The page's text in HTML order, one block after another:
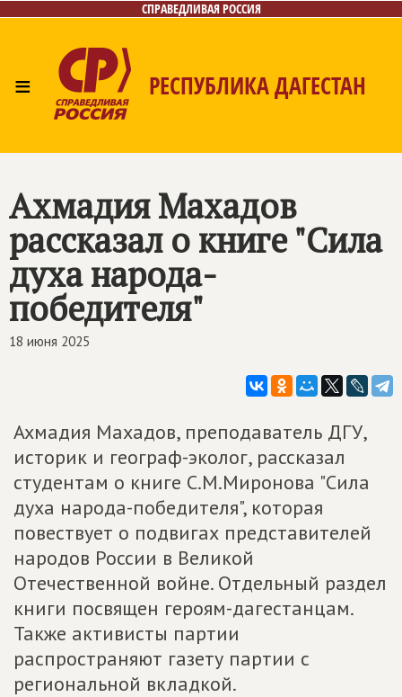
СПРАВЕДЛИВАЯ РОССИЯ
≡ РЕСПУБЛИКА ДАГЕСТАН
Контакты
Ахмадия Махадов
рассказал о книге "Сила
духа народа-
победителя"
18 июня 2025
Ахмадия Махадов, преподаватель ДГУ,
историк и географ-эколог, рассказал
студентам о книге С.М.Миронова "Сила
духа народа-победителя", которая
повествует о подвигах представителей
народов России в Великой
Отечественной войне. Отдельный раздел
книги посвящен героям-дагестанцам.
Также активисты партии
распространяют газету партии с
региональной вкладкой.